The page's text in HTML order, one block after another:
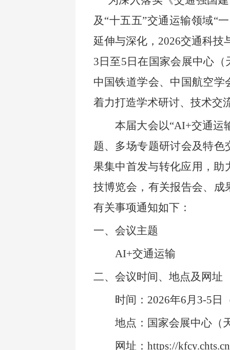
及“十五五”交通运输领域“
延伸与深化，2026交通科技
3日至5日在国家会展中心
中国铁道学会、中国航空
着力打造学术研讨、技术交
本届大会以“AI+交通运
题、多场专题研讨会及特
果集中首发与转化应用，助
技博览会，有关报告会、
有关事项通知如下：
一、会议主题
AI+交通运输
二、会议时间、地点及网址
时间：2026年6月3-5日
地点：国家会展中心（
网址：https://